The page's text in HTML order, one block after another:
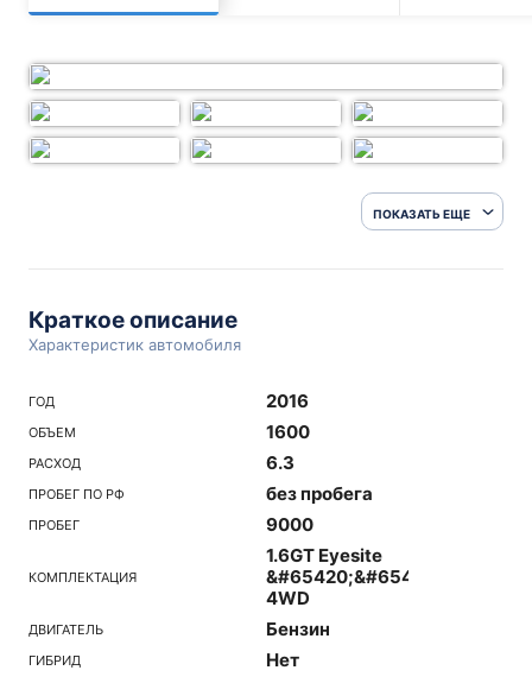
ПОКАЗАТЬ ЕЩЕ
Краткое описание
Характеристик автомобиля
ГОД 2016
ОБЪЕМ 1600
РАСХОД 6.3
ПРОБЕГ ПО РФ без пробега
ПРОБЕГ 9000
КОМПЛЕКТАЦИЯ
1.6GT Eyesite
4WD
ДВИГАТЕЛЬ Бензин
ГИБРИД Нет